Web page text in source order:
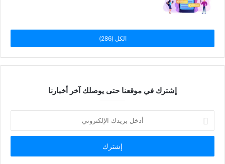
الكل (286)
إشترك في موقعنا حتى يوصلك آخر أخبارنا
بريدك
الإلكتروني